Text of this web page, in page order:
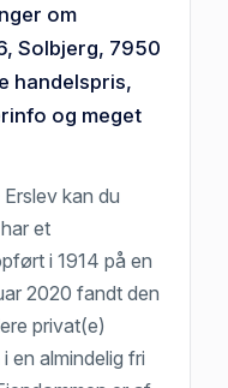
om
Solbjerg, 7950
handelspris,
og meget
kan du
et
i 1914 på en
2020 fandt den
privat(e)
en almindelig fri